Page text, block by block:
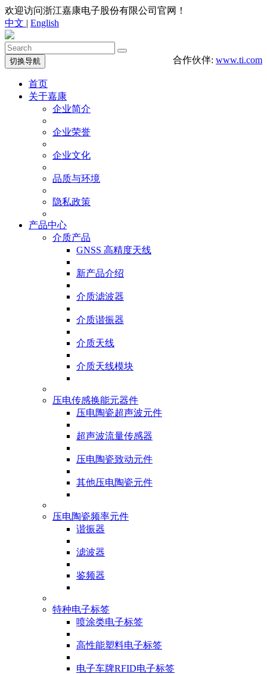
欢迎访问浙江嘉康电子股份有限公司官网！
中文 | English
合作伙伴: www.ti.com
切换导航
首页
关于嘉康
企业简介
企业荣誉
企业文化
品质与环境
隐私政策
产品中心
介质产品
GNSS 高精度天线
新产品介绍
介质滤波器
介质谐振器
介质天线
介质天线模块
压电传感换能元器件
压电陶瓷超声波元件
超声波流量传感器
压电陶瓷致动元件
其他压电陶瓷元件
压电陶瓷频率元件
谐振器
滤波器
鉴频器
特种电子标签
喷涂类电子标签
高性能塑料电子标签
电子车牌RFID电子标签